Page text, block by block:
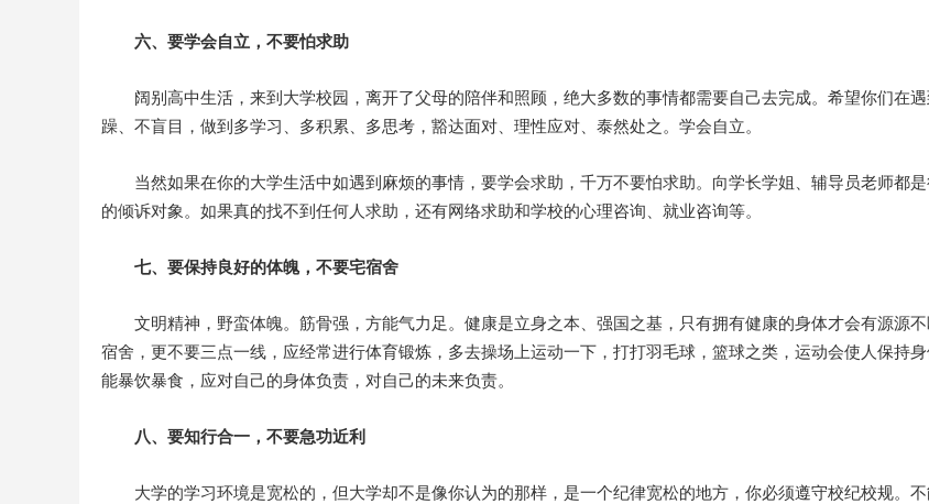
六、要学会自立，不要怕求助
阔别高中生活，来到大学校园，离开了父母的陪伴和照顾，绝大多数的事情都需要自己去完成。希望你们在
躁、不盲目，做到多学习、多积累、多思考，豁达面对、理性应对、泰然处之。学会自立。
当然如果在你的大学生活中如遇到麻烦的事情，要学会求助，千万不要怕求助。向学长学姐、辅导员老师都
的倾诉对象。如果真的找不到任何人求助，还有网络求助和学校的心理咨询、就业咨询等。
七、要保持良好的体魄，不要宅宿舍
文明精神，野蛮体魄。筋骨强，方能气力足。健康是立身之本、强国之基，只有拥有健康的身体才会有源源
宿舍，更不要三点一线，应经常进行体育锻炼，多去操场上运动一下，打打羽毛球，篮球之类，运动会使人保持
能暴饮暴食，应对自己的身体负责，对自己的未来负责。
八、要知行合一，不要急功近利
大学的学习环境是宽松的，但大学却不是像你认为的那样，是一个纪律宽松的地方，你必须遵守校纪校规。